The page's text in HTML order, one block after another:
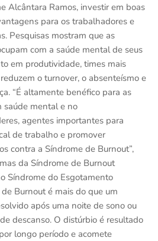
Alcântara Ramos, investir em boas
para os trabalhadores e
Pesquisas mostram que as
com a saúde mental de seus
em produtividade, times mais
o turnover, o absenteísmo e
“É altamente benéfico para as
saúde mental e no
agentes importantes para
de trabalho e promover
contra a Síndrome de Burnout”,
da Síndrome de Burnout
Síndrome do Esgotamento
Burnout é mais do que um
após uma noite de sono ou
descanso. O distúrbio é resultado
longo período e acomete